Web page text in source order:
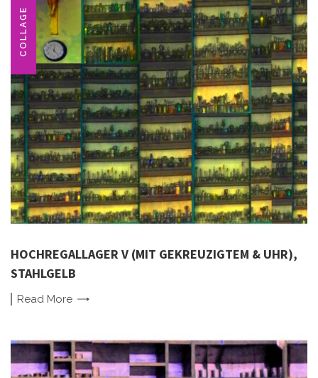
COLLAGE
HOCHREGALLAGER V (MIT GEKREUZIGTEM & UHR),
STAHLGELB
Read More